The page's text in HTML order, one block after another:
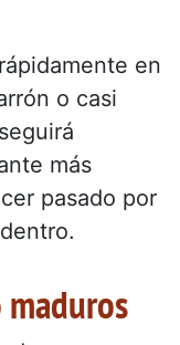
en
o casi
más
pasado por
maduros